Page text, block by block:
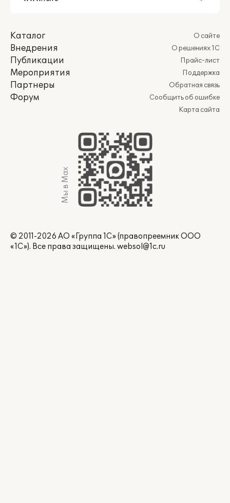
Каталог
Внедрения
Публикации
Мероприятия
Партнеры
Форум
О сайте
О решениях 1С
Прайс-лист
Поддержка
Обратная связь
Сообщить об ошибке
Карта сайта
Мы в Max
© 2011-2026 АО «Группа 1С» (правопреемник ООО
«1С»). Все права защищены. websol@1c.ru